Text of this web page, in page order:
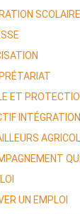
SCOLAIRE
ET
INTÉGRATION
UN EMPLOI